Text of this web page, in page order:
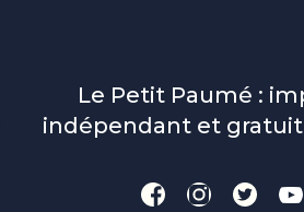
Le Petit Paumé :
indépendant et gratuit